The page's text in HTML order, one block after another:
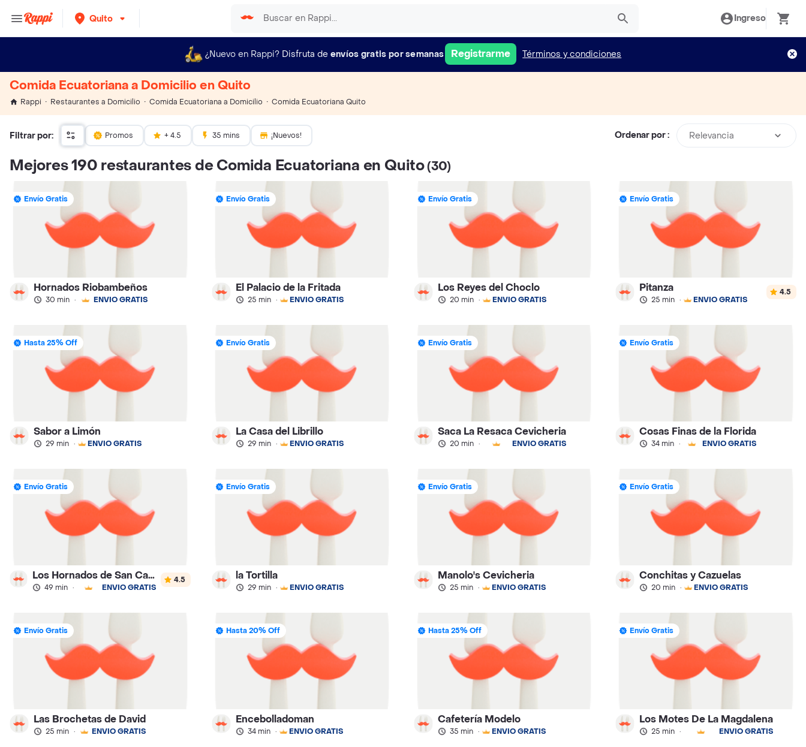
Quito Ingreso
¿Nuevo en Rappi? Disfruta de envíos gratis por semanas Registrarme Términos y condiciones
Comida Ecuatoriana a Domicilio en Quito
Rappi Restaurantes a Domicilio Comida Ecuatoriana a Domicilio Comida Ecuatoriana Quito
Filtrar por: Promos + 4.5 35 mins ¡Nuevos! Ordenar por : Relevancia
Mejores 190 restaurantes de Comida Ecuatoriana en Quito(30)
Envío Gratis
Hornados Riobambeños
30 min · ENVÍO GRATIS
Envío Gratis
El Palacio de la Fritada
25 min · ENVÍO GRATIS
Envío Gratis
Los Reyes del Choclo
20 min · ENVÍO GRATIS
Envío Gratis
Pitanza
25 min · ENVÍO GRATIS
4.5
Hasta 25% Off
Sabor a Limón
29 min · ENVÍO GRATIS
Envío Gratis
La Casa del Librillo
29 min · ENVÍO GRATIS
Envío Gratis
Saca La Resaca Cevicheria
20 min · ENVÍO GRATIS
Envío Gratis
Cosas Finas de la Florida
34 min · ENVÍO GRATIS
Envío Gratis
Los Hornados de San Carlos
49 min · ENVÍO GRATIS
4.5
Envío Gratis
la Tortilla
29 min · ENVÍO GRATIS
Envío Gratis
Manolo's Cevicheria
25 min · ENVÍO GRATIS
Envío Gratis
Conchitas y Cazuelas
20 min · ENVÍO GRATIS
Envío Gratis
Las Brochetas de David
25 min · ENVÍO GRATIS
Hasta 20% Off
Encebolladoman
34 min · ENVÍO GRATIS
Hasta 25% Off
Cafetería Modelo
35 min · ENVÍO GRATIS
Envío Gratis
Los Motes De La Magdalena
25 min · ENVÍO GRATIS